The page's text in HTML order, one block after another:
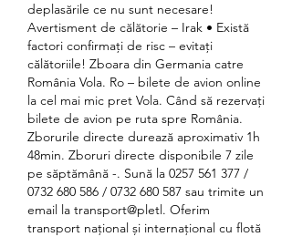
deplasările ce nu sunt necesare!
Avertisment de călătorie – Irak • Există
factori confirmați de risc – evitaţi
călătoriile! Zboara din Germania catre
România Vola. Ro – bilete de avion online
la cel mai mic pret Vola. Când să rezervați
bilete de avion pe ruta spre România.
Zborurile directe durează aproximativ 1h
48min. Zboruri directe disponibile 7 zile
pe săptămână -. Sună la 0257 561 377 /
0732 680 586 / 0732 680 587 sau trimite un
email la transport@pletl. Oferim
transport național și internațional cu flotă